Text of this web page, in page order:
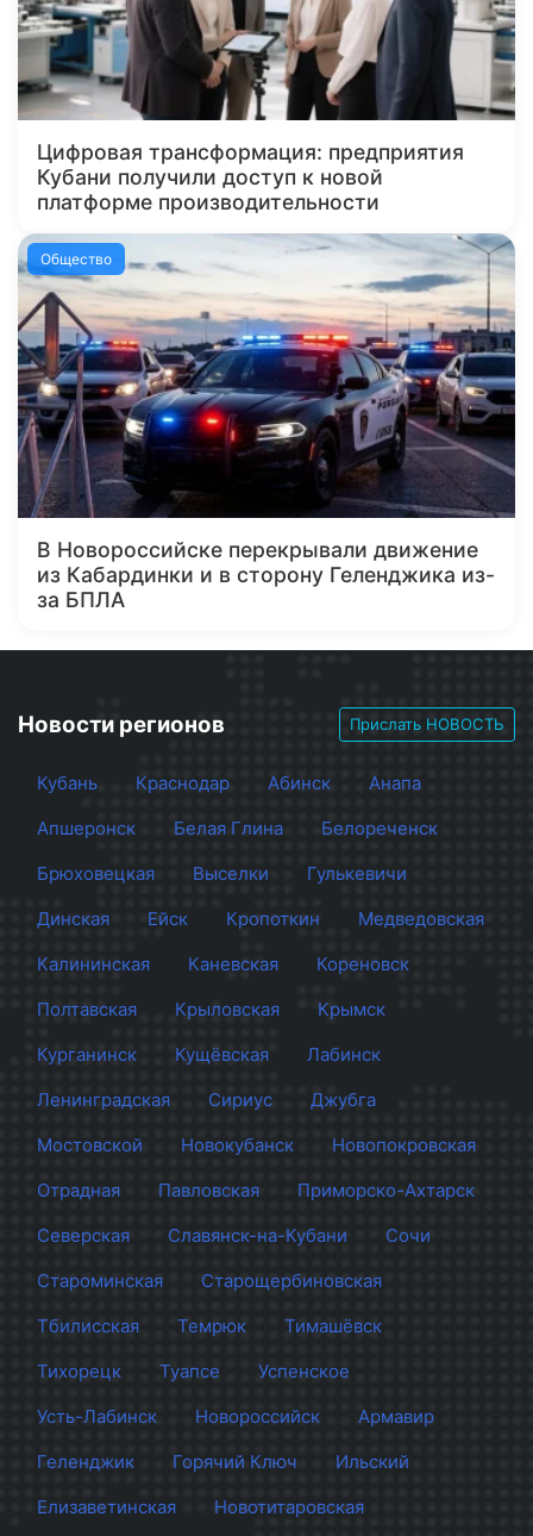
Цифровая трансформация: предприятия
Кубани получили доступ к новой
платформе производительности
Общество
В Новороссийске перекрывали движение
из Кабардинки и в сторону Геленджика из-
за БПЛА
Новости регионов Прислать НОВОСТЬ
Кубань Краснодар Абинск
Анапа
Апшеронск
Белая Глина
Белореченск
Брюховецкая
Выселки
Гулькевичи
Динская
Ейск Кропоткин
Медведовская
Калининская
Каневская
Кореновск
Полтавская
Крыловская
Крымск
Курганинск
Кущёвская
Лабинск
Ленинградская
Сириус
Джубга
Мостовской
Новокубанск
Новопокровская
Отрадная
Павловская
Приморско-Ахтарск
Северская
Славянск-на-Кубани
Сочи
Староминская
Старощербиновская
Тбилисская
Темрюк
Тимашёвск
Тихорецк
Туапсе
Успенское
Усть-Лабинск
Новороссийск
Армавир
Геленджик
Горячий Ключ
Ильский
Елизаветинская
Новотитаровская